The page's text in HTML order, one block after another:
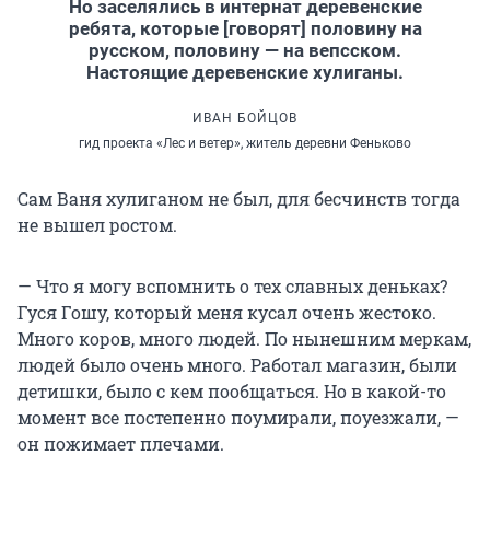
Но заселялись в интернат деревенские
ребята, которые [говорят] половину на
русском, половину — на вепсском.
Настоящие деревенские хулиганы.
ИВАН БОЙЦОВ
гид проекта «Лес и ветер», житель деревни Феньково
Сам Ваня хулиганом не был, для бесчинств тогда
не вышел ростом.
— Что я могу вспомнить о тех славных деньках?
Гуся Гошу, который меня кусал очень жестоко.
Много коров, много людей. По нынешним меркам,
людей было очень много. Работал магазин, были
детишки, было с кем пообщаться. Но в какой-то
момент все постепенно поумирали, поуезжали, —
он пожимает плечами.